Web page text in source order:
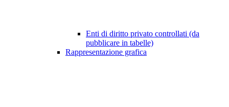
Enti di diritto privato controllati (da
pubblicare in tabelle)
Rappresentazione grafica